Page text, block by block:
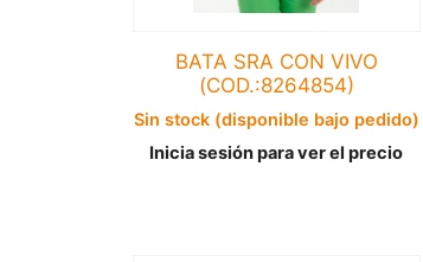
BATA SRA CON VIVO
(COD.:8264854)
Sin stock (disponible bajo pedido)
Inicia sesión para ver el precio